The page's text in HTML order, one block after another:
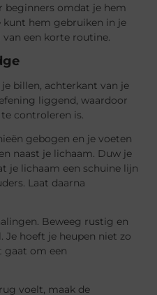
beginners omdat je hem
kunt hem gebruiken in je
een korte routine.
billen, achterkant van je
liggend, waardoor
controleren is.
gebogen en je voeten
naast je lichaam. Duw je
je lichaam een schuine lijn
Laat daarna
Beweeg rustig en
hoeft je heupen niet zo
gaat om een
voelt, maak de